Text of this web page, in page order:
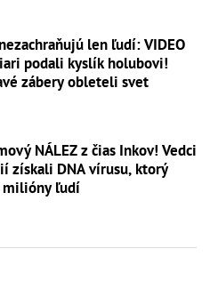
len ľudí: VIDEO
podali kyslík holubovi!
zábery obleteli svet
NÁLEZ z čias Inkov! Vedci
získali DNA vírusu, ktorý
ľudí